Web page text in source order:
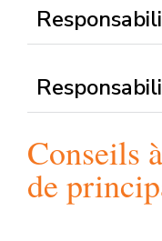
les
citoyens
s’inscrire
via
le
portail
citoyen
Jean-
Paul
message
d’accueil
de
courte
durée.
Conseils
de